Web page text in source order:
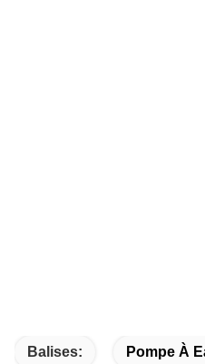
Balises: Pompe À